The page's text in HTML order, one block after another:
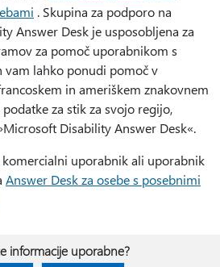
. Skupina za podporo na
Answer Desk je usposobljena za
za pomoč uporabnikom s
lahko ponudi pomoč v
in ameriškem znakovnem
za stik za svojo regijo,
Disability Answer Desk«.
komercialni uporabnik ali uporabnik
Answer Desk za osebe s posebnimi
informacije uporabne?